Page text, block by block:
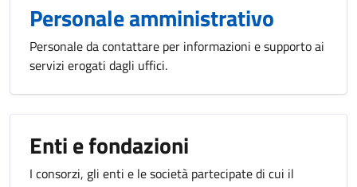
Personale amministrativo
Personale da contattare per informazioni e supporto ai
servizi erogati dagli uffici.
Enti e fondazioni
I consorzi, gli enti e le società partecipate di cui il